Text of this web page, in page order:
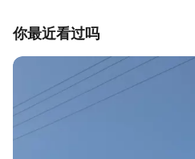
你最近看过吗